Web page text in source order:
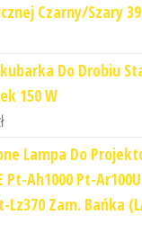
Czarny/Szary 39
Do Drobiu
150 W
Lampa Do
Pt-Ah1000 Pt-
Lz370 Zam. Bańka